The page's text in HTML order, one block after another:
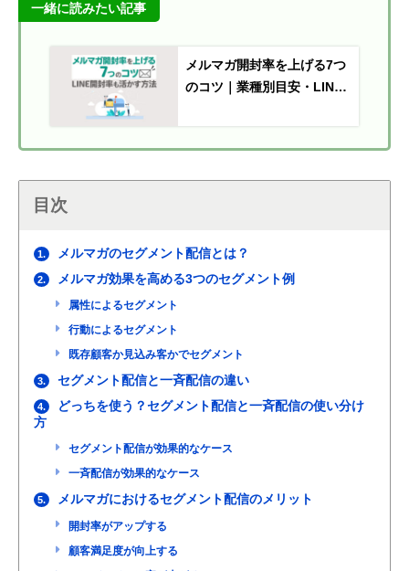
一緒に読みたい記事
メルマガ開封率を上げる7つ
のコツ｜業種別目安・LINE
目次
1. メルマガのセグメント配信とは？
2. メルマガ効果を高める3つのセグメント例
属性によるセグメント
行動によるセグメント
既存顧客か見込み客かでセグメント
3. セグメント配信と一斉配信の違い
4.
どっちを使う？セグメント配信と一斉配信の使い分け
方
セグメント配信が効果的なケース
一斉配信が効果的なケース
5. メルマガにおけるセグメント配信のメリット
開封率がアップする
顧客満足度が向上する